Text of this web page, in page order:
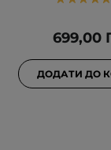
699,00
ДОДАТИ ДО